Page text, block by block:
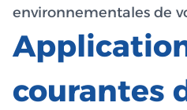
environnementales de
courantes